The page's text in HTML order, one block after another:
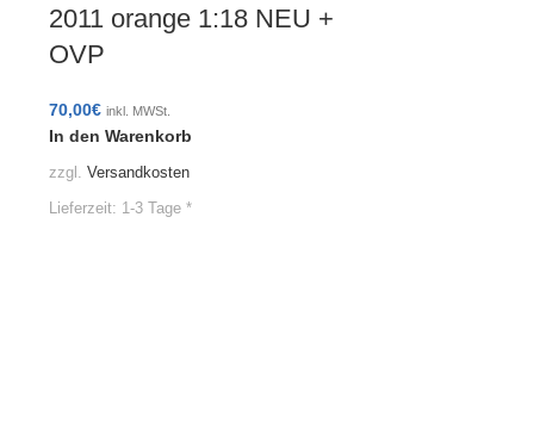
2011 orange 1:18 NEU +
OVP
70,00€ inkl. MWSt.
In den Warenkorb
zzgl. Versandkosten
Lieferzeit: 1-3 Tage *